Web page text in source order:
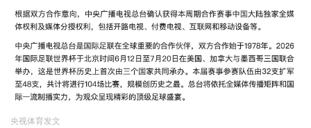
央视体育发文